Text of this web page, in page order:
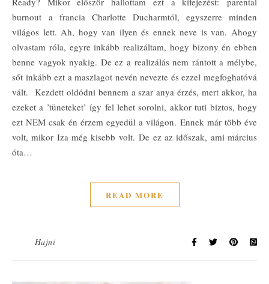
burnout a francia Charlotte Ducharmtól, egyszerre minden
világos lett. Ah, hogy van ilyen és ennek neve is van. Ahogy
olvastam róla, egyre inkább realizáltam, hogy bizony én ebben
benne vagyok nyakig. De ez a realizálás nem rántott a mélybe,
sőt inkább ezt a maszlagot nevén nevezte és ezzel megfoghatóvá
vált. Kezdett oldódni bennem a szar anya érzés, mert akkor, ha
ezeket a ’tüneteket’ így fel lehet sorolni, akkor tuti biztos, hogy
ezt NEM csak én érzem egyedül a világon. Ennek már több éve
volt, mikor Iza még kisebb volt. De ez az időszak, ami március
óta…
READ MORE
Hajni